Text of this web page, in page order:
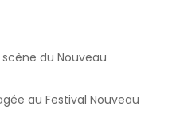
du Nouveau
au Festival Nouveau